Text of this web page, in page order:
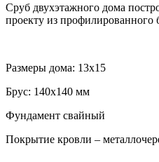
Сруб двухэтажного дома
проекту из профилированного
Размеры дома: 13х15
Брус: 140х140 мм
Фундамент свайный
Покрытие кровли –